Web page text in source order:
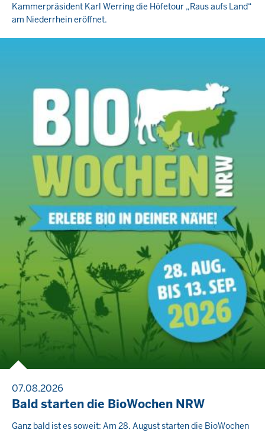
Kammerpräsident Karl Werring die Höfetour „Raus aufs Land“
am Niederrhein eröffnet.
07.08.2026
Bald starten die BioWochen NRW
Ganz bald ist es soweit: Am 28. August starten die BioWochen